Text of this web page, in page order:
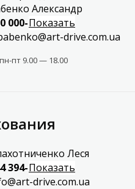
Александр
000-00-04
Показать
drive.com.ua
пн-пт 9.00 — 18.00
Леся
394-99-40
Показать
drive.com.ua